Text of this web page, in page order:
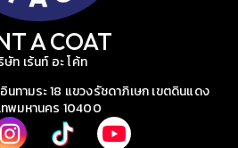
A COAT
ษัท เร้นท์ อะ โค้ท
ทามระ 18 แขวงรัชดาภิเษก เขตดินแดง
ทพมหานคร 10400